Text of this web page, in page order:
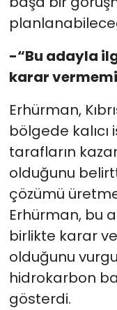
-“Bu adayla
karar
Erhürman,
bölgede kalıcı
tarafların
olduğunu
çözümü
Erhürman, bu
birlikte karar
olduğunu
hidrokarbon
gösterdi.